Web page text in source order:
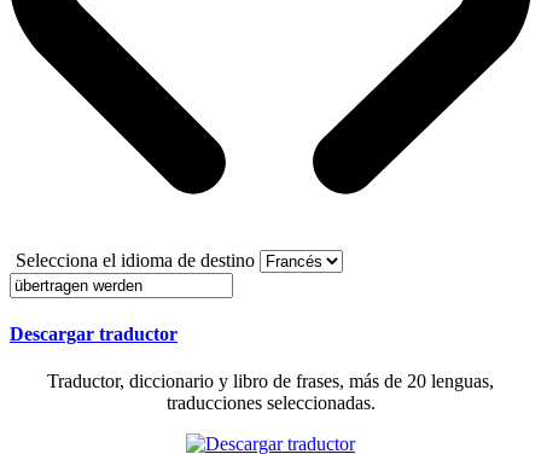
Selecciona el idioma de destino
Descargar traductor
Traductor, diccionario y libro de frases, más de 20 lenguas,
traducciones seleccionadas.